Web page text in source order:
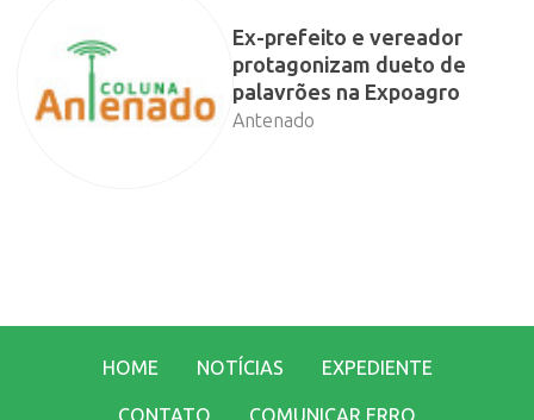
Ex-prefeito e vereador
protagonizam dueto de
palavrões na Expoagro
Antenado
HOME NOTÍCIAS EXPEDIENTE